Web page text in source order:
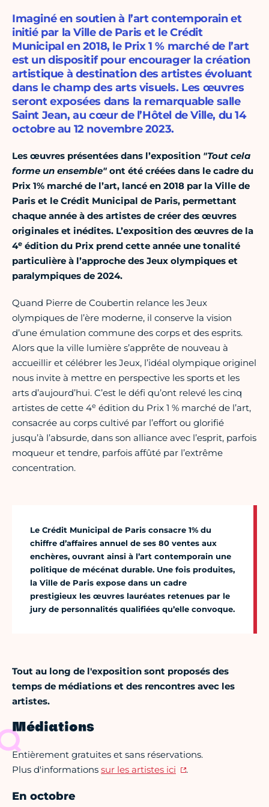
Imaginé en soutien à l’art contemporain et
initié par la Ville de Paris et le Crédit
Municipal en 2018, le Prix 1 % marché de l’art
est un dispositif pour encourager la création
artistique à destination des artistes évoluant
dans le champ des arts visuels. Les œuvres
seront exposées dans la remarquable salle
Saint Jean, au cœur de l’Hôtel de Ville, du 14
octobre au 12 novembre 2023.
Les œuvres présentées dans l’exposition "Tout cela
forme un ensemble" ont été créées dans le cadre du
Prix 1% marché de l’art, lancé en 2018 par la Ville de
Paris et le Crédit Municipal de Paris, permettant
chaque année à des artistes de créer des œuvres
originales et inédites. L’exposition des œuvres de la
4e édition du Prix prend cette année une tonalité
particulière à l’approche des Jeux olympiques et
paralympiques de 2024.
Quand Pierre de Coubertin relance les Jeux
olympiques de l’ère moderne, il conserve la vision
d’une émulation commune des corps et des esprits.
Alors que la ville lumière s’apprête de nouveau à
accueillir et célébrer les Jeux, l’idéal olympique originel
nous invite à mettre en perspective les sports et les
arts d’aujourd’hui. C’est le défi qu’ont relevé les cinq
artistes de cette 4e édition du Prix 1 % marché de l’art,
consacrée au corps cultivé par l’effort ou glorifié
jusqu’à l’absurde, dans son alliance avec l’esprit, parfois
moqueur et tendre, parfois affûté par l’extrême
concentration.
Le Crédit Municipal de Paris consacre 1% du
chiffre d’affaires annuel de ses 80 ventes aux
enchères, ouvrant ainsi à l’art contemporain une
politique de mécénat durable. Une fois produites,
la Ville de Paris expose dans un cadre
prestigieux les œuvres lauréates retenues par le
jury de personnalités qualifiées qu’elle convoque.
Tout au long de l'exposition sont proposés des
temps de médiations et des rencontres avec les
artistes.
Médiations
Entièrement gratuites et sans réservations.
Plus d'informations sur les artistes ici .
En octobre